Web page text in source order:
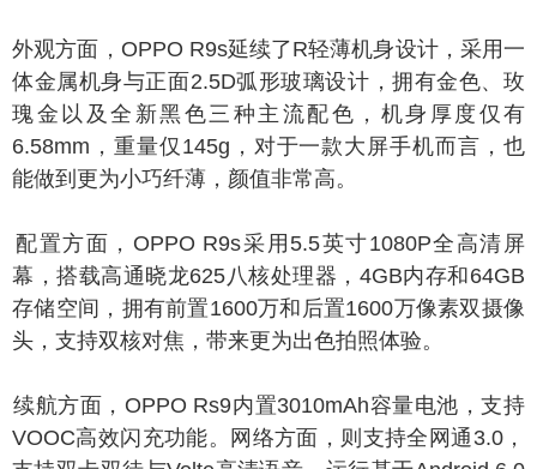
方面，OPPO R9s延续了R轻薄机身设计，采用一
体金属机身与正面2.5D弧形玻璃设计，拥有金色、玫
瑰金以及全新黑色三种主流配色，机身厚度仅有
6.58mm，重量仅145g，对于一款大屏手机而言，也
能做到更为小巧纤薄，颜值非常高。
方面，OPPO R9s采用5.5英寸1080P全高清屏
幕，搭载高通晓龙625八核处理器，4GB内存和64GB
存储空间，拥有前置1600万和后置1600万像素双摄像
头，支持双核对焦，带来更为出色拍照体验。
方面，OPPO Rs9内置3010mAh容量电池，支持
VOOC高效闪充功能。网络方面，则支持全网通3.0，